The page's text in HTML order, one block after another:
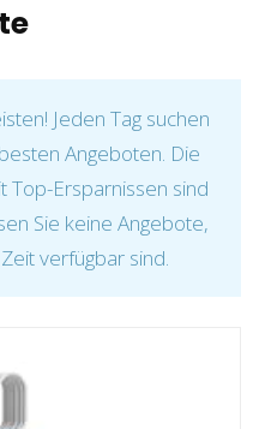
Jeden Tag suchen
Angeboten. Die
Top-Ersparnissen sind
Sie keine Angebote,
verfügbar sind.